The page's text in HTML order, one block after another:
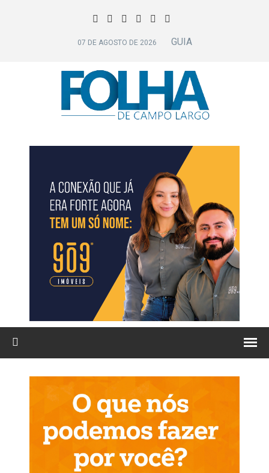
07 DE AGOSTO DE 2026 GUIA